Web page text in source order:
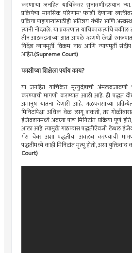
करणाऱ्या जनहित याचिकेवर सुनावणीदरम्यान
प्रक्रियेचा 'मानसिक परिणाम' फाशी देणाऱ्या
प्रक्रिया पाहणाऱ्यांसाठीही अतिशय गंभीर आणि
त्यांनी नोंदवले. या प्रकरणात याचिकाकर्त्यांचे वकील
तीन आठवड्यांच्या आत आपले म्हणणे लेखी स्वरूपात
निर्देश न्यायमूर्ती विक्रम नाथ आणि न्यायमूर्ती
आहेत.(Supreme Court)
फाशीच्या शिक्षेला पर्याय काय?
या जनहित याचिकेत मृत्युदंडाची
करण्याची मागणी करण्यात आली आहे. ही पद्धत
अमानुष यातना देणारी आहे. गळफासाच्या
मिनिटांपेक्षा अधिक वेळ लागू शकतो, तर
इंजेक्शनमध्ये अवघ्या पाच मिनिटांत प्रक्रिया पूर्ण
आला आहे. त्यामुळे गळफास पद्धतीऐवजी लेथल
गॅस चेंबर अशा पद्धतींचा अवलंब करण्याची
पद्धतींमध्ये काही मिनिटांत मृत्यू होतो, असा
Court)